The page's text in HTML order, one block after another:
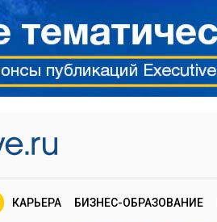
КАРЬЕРА БИЗНЕС-ОБРАЗОВАНИЕ